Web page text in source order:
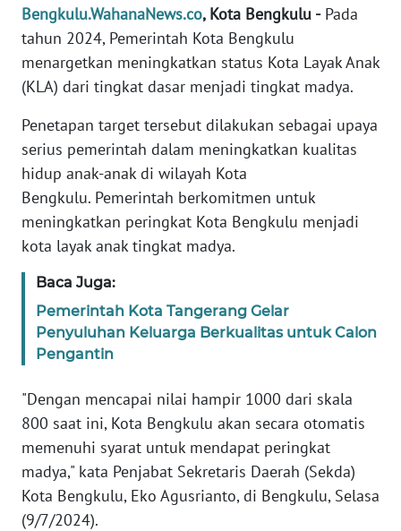
Bengkulu.WahanaNews.co, Kota Bengkulu -Pada
tahun 2024, Pemerintah Kota Bengkulu
menargetkan meningkatkan status Kota Layak Anak
(KLA) dari tingkat dasar menjadi tingkat madya.
Penetapan target tersebut dilakukan sebagai upaya
serius pemerintah dalam meningkatkan kualitas
hidup anak-anak di wilayah Kota
Bengkulu. Pemerintah berkomitmen untuk
meningkatkan peringkat Kota Bengkulu menjadi
kota layak anak tingkat madya.
Baca Juga:
Pemerintah Kota Tangerang Gelar
Penyuluhan Keluarga Berkualitas untuk Calon
Pengantin
"Dengan mencapai nilai hampir 1000 dari skala
800 saat ini, Kota Bengkulu akan secara otomatis
memenuhi syarat untuk mendapat peringkat
madya," kata Penjabat Sekretaris Daerah (Sekda)
Kota Bengkulu, Eko Agusrianto, di Bengkulu, Selasa
(9/7/2024).
MEDIA
SIBER
REDAKSI
KARIR
DISCLAIMER
Wahana
Regional
SUMUT
WN
WN
JABAR
WN
BANTEN